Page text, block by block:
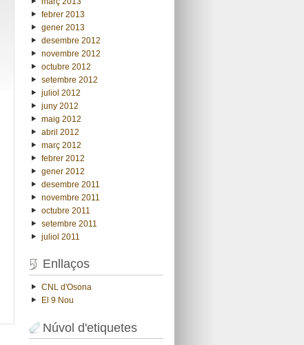
febrer 2013
gener 2013
desembre 2012
novembre 2012
octubre 2012
setembre 2012
juliol 2012
juny 2012
maig 2012
abril 2012
març 2012
febrer 2012
gener 2012
desembre 2011
novembre 2011
octubre 2011
setembre 2011
juliol 2011
Enllaços
CNL d'Osona
El 9 Nou
Núvol d'etiquetes